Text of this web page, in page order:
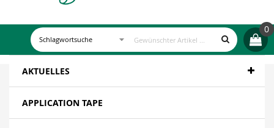
0
AKTUELLES
APPLICATION TAPE